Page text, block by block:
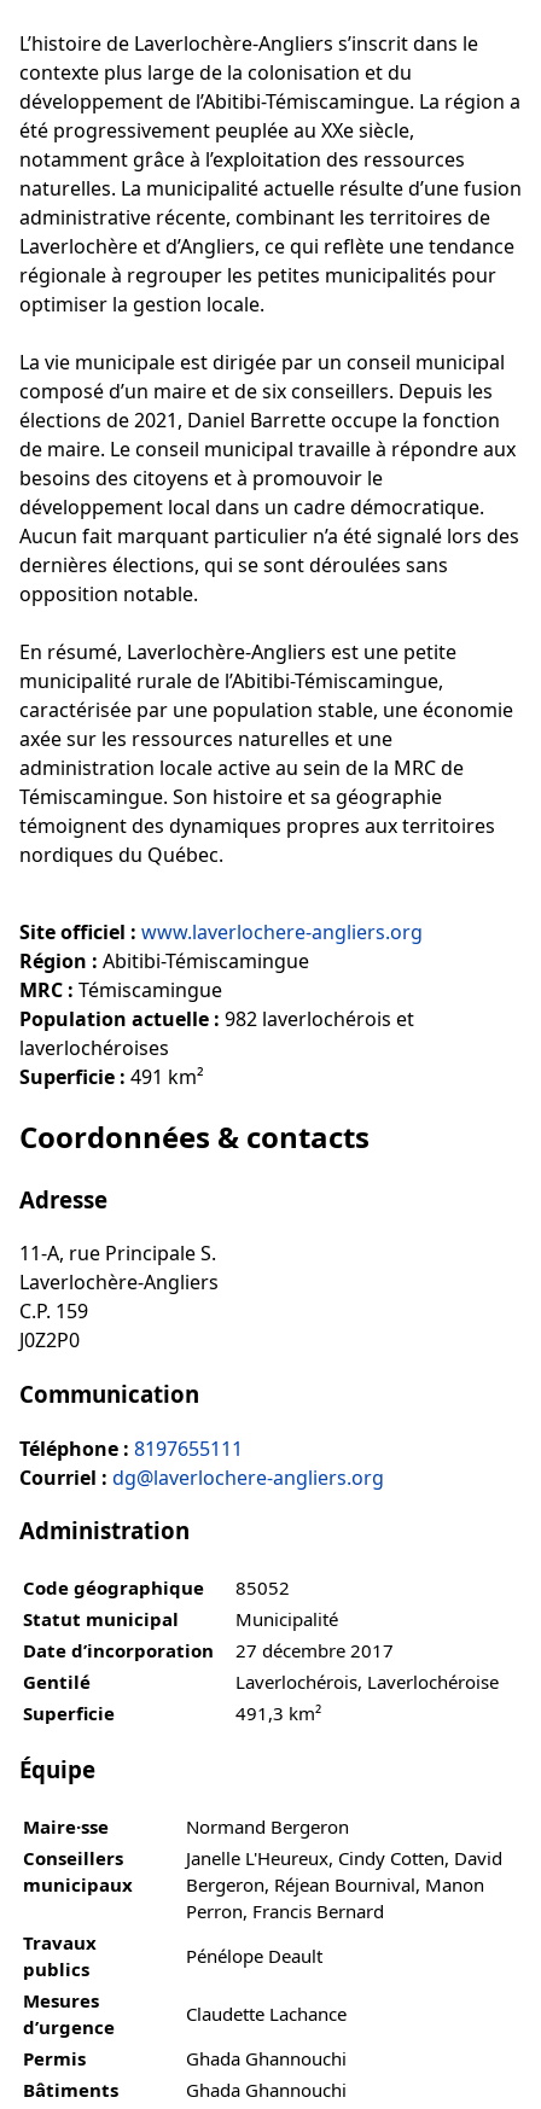
L’histoire de Laverlochère-Angliers s’inscrit dans le
contexte plus large de la colonisation et du
développement de l’Abitibi-Témiscamingue. La région a
été progressivement peuplée au XXe siècle,
notamment grâce à l’exploitation des ressources
naturelles. La municipalité actuelle résulte d’une fusion
administrative récente, combinant les territoires de
Laverlochère et d’Angliers, ce qui reflète une tendance
régionale à regrouper les petites municipalités pour
optimiser la gestion locale.
La vie municipale est dirigée par un conseil municipal
composé d’un maire et de six conseillers. Depuis les
élections de 2021, Daniel Barrette occupe la fonction
de maire. Le conseil municipal travaille à répondre aux
besoins des citoyens et à promouvoir le
développement local dans un cadre démocratique.
Aucun fait marquant particulier n’a été signalé lors des
dernières élections, qui se sont déroulées sans
opposition notable.
En résumé, Laverlochère-Angliers est une petite
municipalité rurale de l’Abitibi-Témiscamingue,
caractérisée par une population stable, une économie
axée sur les ressources naturelles et une
administration locale active au sein de la MRC de
Témiscamingue. Son histoire et sa géographie
témoignent des dynamiques propres aux territoires
nordiques du Québec.
Site officiel : www.laverlochere-angliers.org
Région : Abitibi-Témiscamingue
MRC : Témiscamingue
Population actuelle : 982 laverlochérois et
laverlochéroises
Superficie : 491 km²
Coordonnées & contacts
Adresse
11-A, rue Principale S.
Laverlochère-Angliers
C.P. 159
J0Z2P0
Communication
Téléphone : 8197655111
Courriel : dg@laverlochere-angliers.org
Administration
Code géographique
85052
Statut municipal
Municipalité
Date d’incorporation
27 décembre 2017
Gentilé
Laverlochérois, Laverlochéroise
Superficie
491,3 km²
Équipe
Maire·sse
Normand Bergeron
Conseillers
municipaux
Janelle L'Heureux, Cindy Cotten, David
Bergeron, Réjean Bournival, Manon
Perron, Francis Bernard
Travaux
publics
Pénélope Deault
Mesures
d’urgence
Claudette Lachance
Permis
Ghada Ghannouchi
Bâtiments
Ghada Ghannouchi